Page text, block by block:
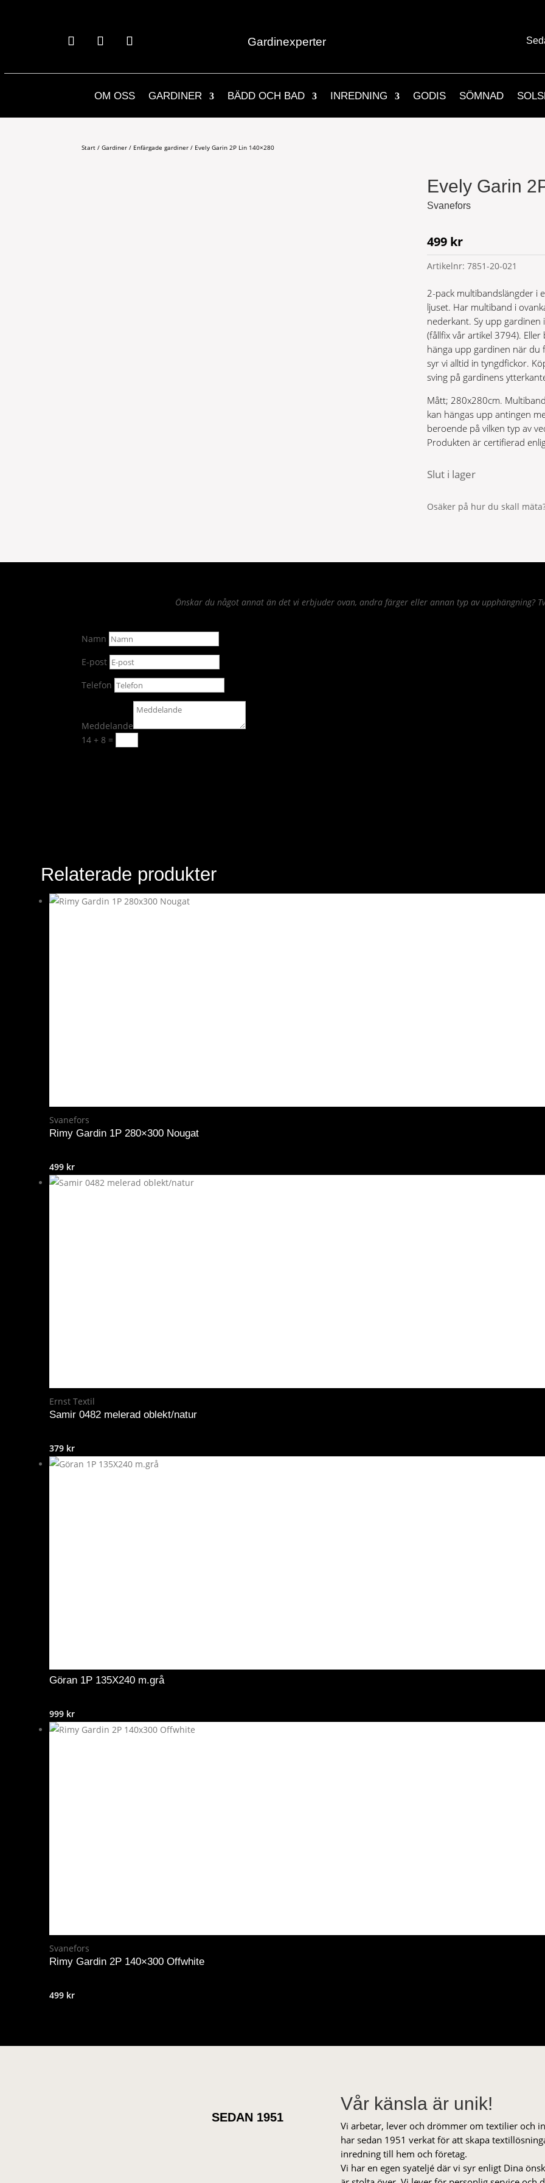
Gardinexperter
OM OSS GARDINER BÄDD OCH BAD INREDNING GODIS SÖMNAD
Start /Gardiner / Enfärgade gardiner / Evely Garin 2P Lin 140×280
Evely Garin
Svanefors
499 kr
Artikelnr: 7851-20-021
2-pack multibandslängder i
ljuset. Har multiband i
nederkant. Sy upp
(fållfix vår artikel 3794).
hänga upp gardinen när du
syr vi alltid in tyngdfickor.
sving på gardinens
Mått; 280x280cm.
kan hängas upp antingen
beroende på vilken typ av
Produkten är certifierad
Slut i lager
Osäker på hur du skall
Önskar du något annat än det vi erbjuder ovan, andra färger eller annan typ av upphängning?
Namn
E-post
Telefon
Meddelande
14 + 8 =
Relaterade produkter
Svanefors
Rimy Gardin 1P 280×300 Nougat
499 kr
Ernst Textil
Samir 0482 melerad oblekt/natur
379 kr
Göran 1P 135X240 m.grå
999 kr
Svanefors
Rimy Gardin 2P 140×300 Offwhite
499 kr
SEDAN 1951
Vår känsla är unik!
Vi arbetar, lever och drömmer om textilier och
har sedan 1951 verkat för att skapa
inredning till hem och företag.
Vi har en egen syateljé där vi syr enligt Dina